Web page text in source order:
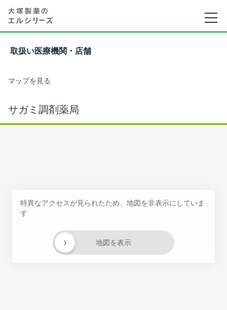
取扱い医療機関・店舗
マップを見る
サガミ調剤薬局
特異なアクセスが見られたため、地図を非表示にしていま
す
地図を表示
›